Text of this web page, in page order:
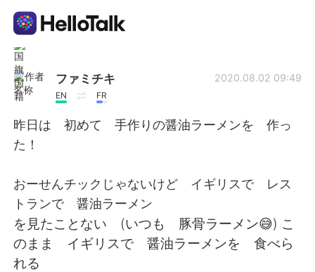
English
简体中文 繁體中文
Español العربية
ファミチキ
EN FR
2020.08.02 09:49
昨日は 初めて 手作りの醤油ラーメンを 作っ
た！
おーせんチックじゃないけど イギリスで レス
トランで 醤油ラーメン
を見たことない (いつも 豚骨ラーメン😅) こ
のまま イギリスで 醤油ラーメンを 食べら
れる